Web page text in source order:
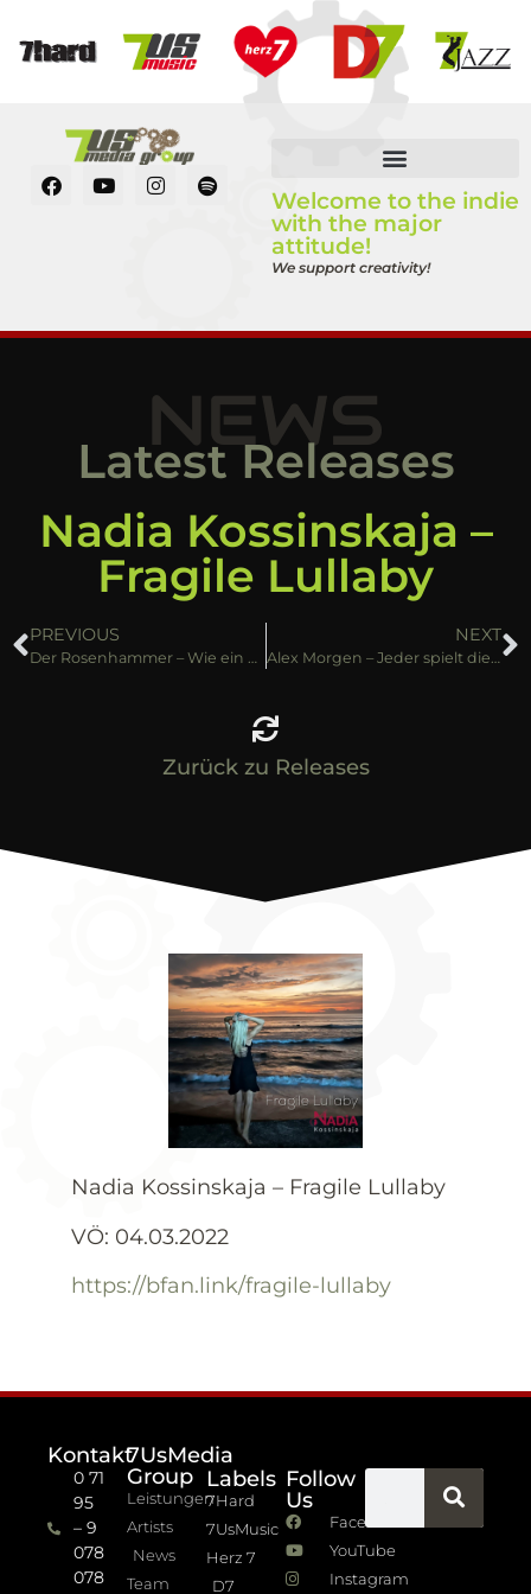
Welcome to the indie
with the major
attitude!
We support creativity!
NEWS
Latest Releases
Nadia Kossinskaja –
Fragile Lullaby
PREVIOUS
Der Rosenhammer – Wie ein Komet
NEXT
Alex Morgen – Jeder spielt die Rolle seines Lebens
Zurück zu Releases
Nadia Kossinskaja – Fragile Lullaby
VÖ: 04.03.2022
https://bfan.link/fragile-lullaby
Kontakt
0 71
95
– 9
078
078
7UsMedia
Group
Leistungen
Artists
News
Team
Labels
7Hard
7UsMusic
Herz 7
D7
Follow
Us
Facebook
YouTube
Instagram